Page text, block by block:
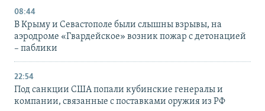
08:44
В Крыму и Севастополе были слышны взрывы, на
аэродроме «Гвардейское» возник пожар с детонацией
– паблики
22:54
Под санкции США попали кубинские генералы и
компании, связанные с поставками оружия из РФ